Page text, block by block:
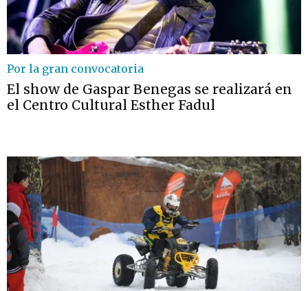
Por la gran convocatoria
El show de Gaspar Benegas se realizará en
el Centro Cultural Esther Fadul